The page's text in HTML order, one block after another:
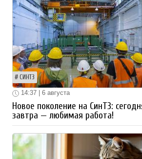
СИНТЗ
14:37 | 6 августа
Новое поколение на СинТЗ:
завтра — любимая работа!